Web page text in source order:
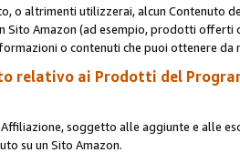
o altrimenti utilizzerai, alcun Contenuto
Sito Amazon (ad esempio, prodotti
o contenuti che puoi ottenere da
relativo ai Prodotti del
soggetto alle aggiunte e alle
su un Sito Amazon.